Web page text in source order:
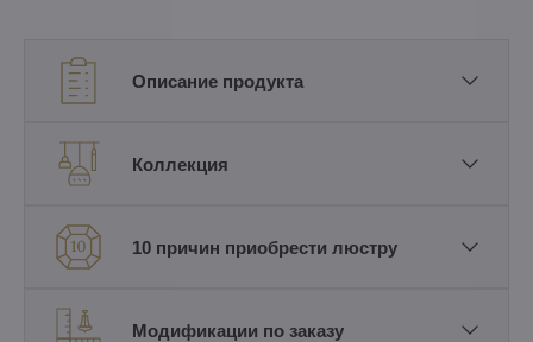
Описание продукта
Коллекция
10 причин приобрести люстру
Модификации по заказу